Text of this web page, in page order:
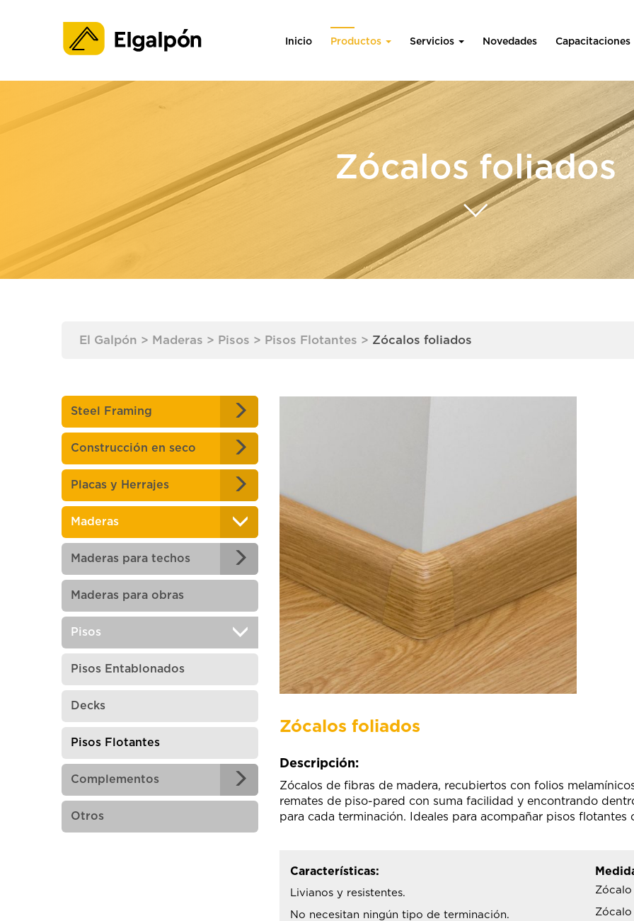
Inicio Productos Servicios Novedades Capacitaciones
Zócalos foliados
El Galpón > Maderas > Pisos > Pisos Flotantes > Zócalos foliados
Steel Framing
Construcción en seco
Placas y Herrajes
Maderas
Maderas para techos
Maderas para obras
Pisos
Pisos Entablonados
Decks
Pisos Flotantes
Complementos
Otros
Zócalos foliados
Descripción:
Zócalos de fibras de madera, recubiertos con folios
remates de piso-pared con suma facilidad y encontrando
para cada terminación. Ideales para acompañar pisos flotantes
Características:
Livianos y resistentes.
No necesitan ningún tipo de terminación.
Zócalo
Zócalo